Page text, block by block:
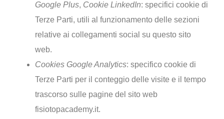
Google Plus, Cookie LinkedIn: specifici cookie di
Terze Parti, utili al funzionamento delle sezioni
relative ai collegamenti social su questo sito
web.
Cookies Google Analytics: specifico cookie di
Terze Parti per il conteggio delle visite e il tempo
trascorso sulle pagine del sito web
fisiotopacademy.it.